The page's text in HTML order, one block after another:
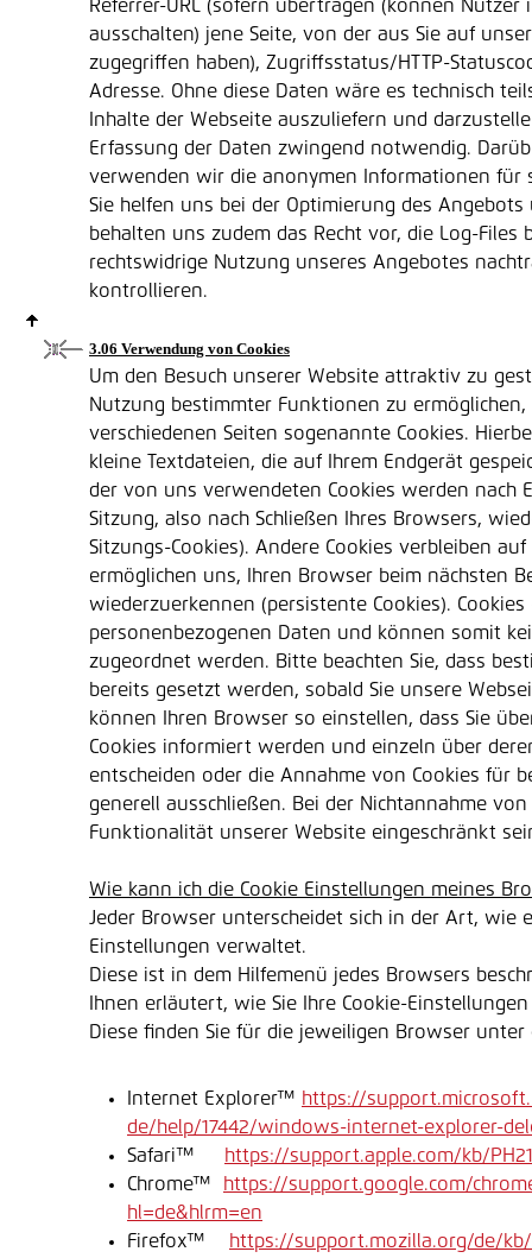
Referrer-URL (sofern übertragen (können Nutzer
ausschalten) jene Seite, von der aus Sie auf
zugegriffen haben), Zugriffsstatus/HTTP-
Adresse. Ohne diese Daten wäre es technisch
Inhalte der Webseite auszuliefern und
Erfassung der Daten zwingend notwendig.
verwenden wir die anonymen Informationen für
Sie helfen uns bei der Optimierung des Angebots
behalten uns zudem das Recht vor, die Log-Files
rechtswidrige Nutzung unseres Angebotes
kontrollieren.
3.06 Verwendung von Cookies
Um den Besuch unserer Website attraktiv zu
Nutzung bestimmter Funktionen zu
verschiedenen Seiten sogenannte Cookies.
kleine Textdateien, die auf Ihrem Endgerät
der von uns verwendeten Cookies werden nach
Sitzung, also nach Schließen Ihres Browsers,
Sitzungs-Cookies). Andere Cookies verbleiben
ermöglichen uns, Ihren Browser beim nächsten
wiederzuerkennen (persistente Cookies).
personenbezogenen Daten und können somit
zugeordnet werden. Bitte beachten Sie, dass
bereits gesetzt werden, sobald Sie unsere
können Ihren Browser so einstellen, dass Sie
Cookies informiert werden und einzeln über
entscheiden oder die Annahme von Cookies für
generell ausschließen. Bei der Nichtannahme
Funktionalität unserer Website eingeschränkt
Wie kann ich die Cookie Einstellungen meines
Jeder Browser unterscheidet sich in der Art, wie
Einstellungen verwaltet.
Diese ist in dem Hilfemenü jedes Browsers
Ihnen erläutert, wie Sie Ihre Cookie-
Diese finden Sie für die jeweiligen Browser unter
Internet Explorer™ https://
de/help/17442/windows-internet-explorer-
Safari™
https://support.apple.com/kb/
Chrome™
https://support.google.com/
hl=de&hlrm=en
Firefox™
https://support.mozilla.org/de/